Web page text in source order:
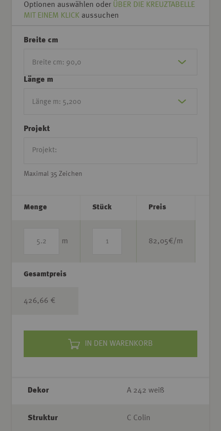
Optionen auswählen oder ÜBER DIE KREUZTABELLE
MIT EINEM KLICK aussuchen
Breite cm
Länge m
Projekt
Maximal 35 Zeichen
Menge
m
Stück Preis
82,05€/m
Gesamtpreis
426,66 €
IN DEN WARENKORB
Dekor A 242 weiß
Struktur C Colin